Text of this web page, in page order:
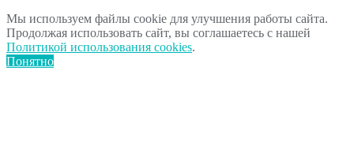
Мы используем файлы cookie для улучшения работы сайта.
Продолжая использовать сайт, вы соглашаетесь с нашей
Политикой использования cookies.
Понятно